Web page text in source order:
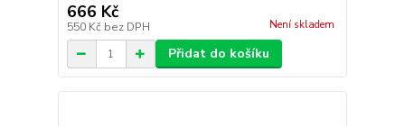
666 Kč
550 Kč bez DPH Není skladem
Přidat do košíku